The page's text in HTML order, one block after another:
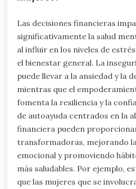
Las decisiones financieras
significativamente la salud
al influir en los niveles de
el bienestar general. La
puede llevar a la ansiedad y la
mientras que el
fomenta la resiliencia y la
de autoayuda centrados en la
financiera pueden
transformadoras, mejorando
emocional y promoviendo
más saludables. Por ejemplo,
que las mujeres que se